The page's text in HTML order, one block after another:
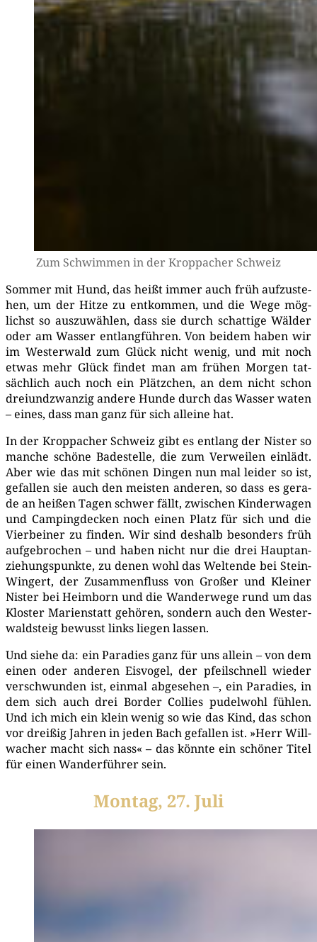
Zum Schwim­men in der Kropp­a­cher Schweiz
Som­mer mit Hund, das heißt immer auch früh auf­zu­ste­
hen, um der Hit­ze zu ent­kom­men, und die Wege mög­
lichst so aus­zu­wäh­len, dass sie durch schat­ti­ge Wäl­der
oder am Was­ser ent­lang­füh­ren. Von bei­dem haben wir
im Wes­ter­wald zum Glück nicht wenig, und mit noch
etwas mehr Glück fin­det man am frü­hen Mor­gen tat­
säch­lich auch noch ein Plätz­chen, an dem nicht schon
drei­und­zwan­zig ande­re Hun­de durch das Was­ser waten
– eines, dass man ganz für sich allei­ne hat.
In der Kropp­a­cher Schweiz gibt es ent­lang der Nis­ter so
man­che schö­ne Bade­stel­le, die zum Ver­wei­len ein­lädt.
Aber wie das mit schö­nen Din­gen nun mal lei­der so ist,
gefal­len sie auch den meis­ten ande­ren, so dass es gera­
de an hei­ßen Tagen schwer fällt, zwi­schen Kin­der­wa­gen
und Cam­ping­de­cken noch einen Platz für sich und die
Vier­bei­ner zu fin­den. Wir sind des­halb beson­ders früh
auf­ge­bro­chen – und haben nicht nur die drei Haupt­an­
zie­hungs­punk­te, zu denen wohl das Welt­ende bei Stein-
Win­gert, der Zusam­men­fluss von Gro­ßer und Klei­ner
Nis­ter bei Heim­born und die Wan­der­we­ge rund um das
Klos­ter Mari­en­statt gehö­ren, son­dern auch den Wes­ter­
wald­steig bewusst links lie­gen lassen.
Und sie­he da: ein Para­dies ganz für uns allein – von dem
einen oder ande­ren Eis­vo­gel, der pfeil­schnell wie­der
ver­schwun­den ist, ein­mal abge­se­hen –, ein Para­dies, in
dem sich auch drei Bor­der Col­lies pudel­wohl füh­len.
Und ich mich ein klein wenig so wie das Kind, das schon
vor drei­ßig Jah­ren in jeden Bach gefal­len ist. »Herr Will­
wa­cher macht sich nass« – das könn­te ein schö­ner Titel
für einen Wan­der­füh­rer sein.
Montag, 27. Juli